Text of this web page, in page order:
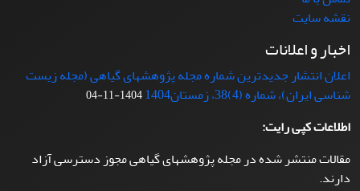
نقشه سایت
اخبار و اعلانات
اعلان انتشار جدیدترین شماره مجله پژوهشهای گیاهی (مجله زیست
شناسی ایران)، شماره (4)38، زمستان1404
1404-11-04
اطلاعات کپی رایت:
مقالات منتشر شده در مجله پژوهشهای گیاهی مجوز دسترسی آزاد
دارند.